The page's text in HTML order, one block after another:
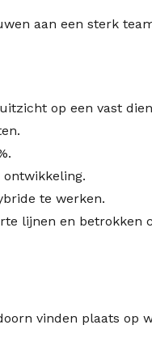
aan een sterk
op een vast
te werken.
lijnen en betrokken
vinden plaats op